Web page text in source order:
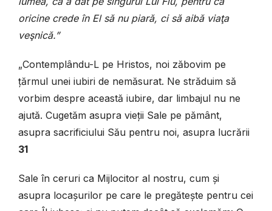
oricine crede în El să nu piară, ci să aibă viaţa
veşnică.”
„Contemplându-L pe Hristos, noi zăbovim pe
țărmul unei iubiri de nemăsurat. Ne străduim să
vorbim despre această iubire, dar limbajul nu ne
ajută. Cugetăm asupra vieții Sale pe pământ,
asupra sacrificiului Său pentru noi, asupra lucrării
31
Sale în ceruri ca Mijlocitor al nostru, cum și
asupra locașurilor pe care le pregătește pentru cei